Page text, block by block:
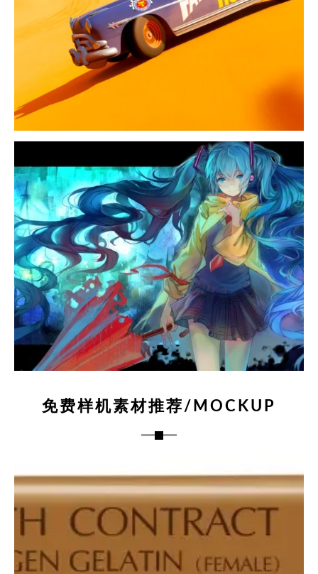
免费样机素材推荐/MOCKUP